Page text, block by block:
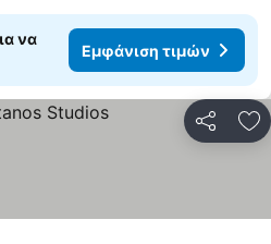
να
Εμφάνιση τιμών